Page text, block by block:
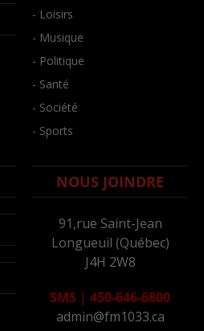
- Loisirs
- Musique
- Politique
- Santé
- Société
- Sports
NOUS JOINDRE
91,rue Saint-Jean
Longueuil (Québec)
J4H 2W8
SMS | 450-646-6800
admin@fm1033.ca